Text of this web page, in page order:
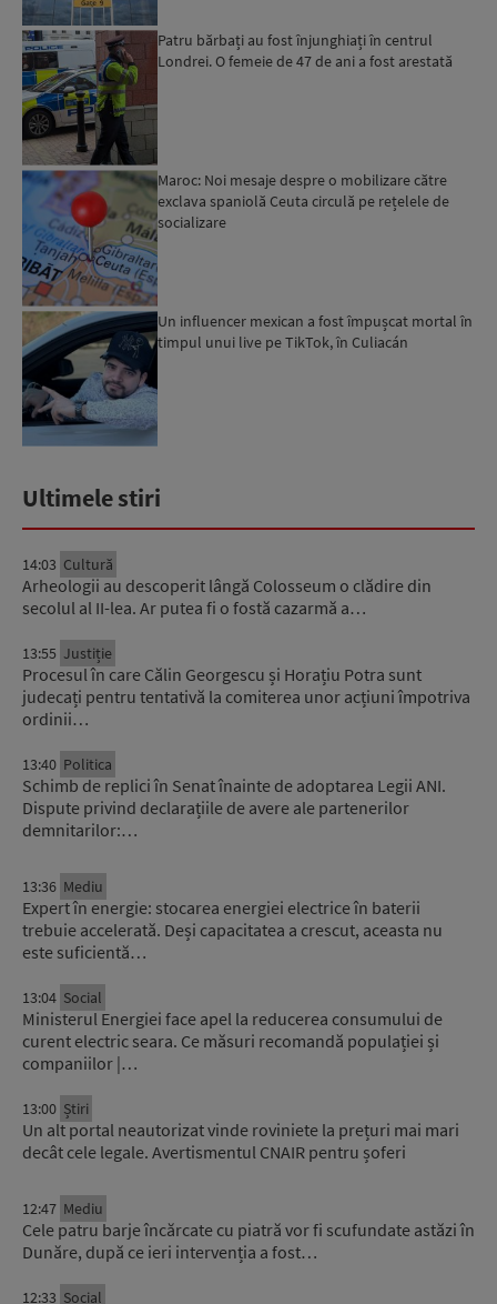
Patru bărbați au fost înjunghiați în centrul
Londrei. O femeie de 47 de ani a fost arestată
Maroc: Noi mesaje despre o mobilizare către
exclava spaniolă Ceuta circulă pe rețelele de
socializare
Un influencer mexican a fost împușcat mortal în
timpul unui live pe TikTok, în Culiacán
Ultimele stiri
14:03 Cultură
Arheologii au descoperit lângă Colosseum o clădire din
secolul al II-lea. Ar putea fi o fostă cazarmă a…
13:55 Justiție
Procesul în care Călin Georgescu și Horațiu Potra sunt
judecați pentru tentativă la comiterea unor acțiuni împotriva
ordinii…
13:40 Politica
Schimb de replici în Senat înainte de adoptarea Legii ANI.
Dispute privind declarațiile de avere ale partenerilor
demnitarilor:…
13:36 Mediu
Expert în energie: stocarea energiei electrice în baterii
trebuie accelerată. Deși capacitatea a crescut, aceasta nu
este suficientă…
13:04 Social
Ministerul Energiei face apel la reducerea consumului de
curent electric seara. Ce măsuri recomandă populației și
companiilor |…
13:00 Știri
Un alt portal neautorizat vinde roviniete la prețuri mai mari
decât cele legale. Avertismentul CNAIR pentru șoferi
12:47 Mediu
Cele patru barje încărcate cu piatră vor fi scufundate astăzi în
Dunăre, după ce ieri intervenția a fost…
12:33 Social